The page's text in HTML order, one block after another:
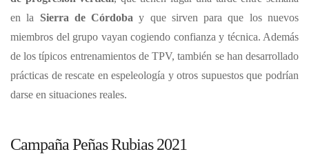
en la Sierra de Córdoba y que sirven para que los nuevos
miembros del grupo vayan cogiendo confianza y técnica. Además
de los típicos entrenamientos de TPV, también se han desarrollado
prácticas de rescate en espeleología y otros supuestos que podrían
darse en situaciones reales.
Campaña Peñas Rubias 2021